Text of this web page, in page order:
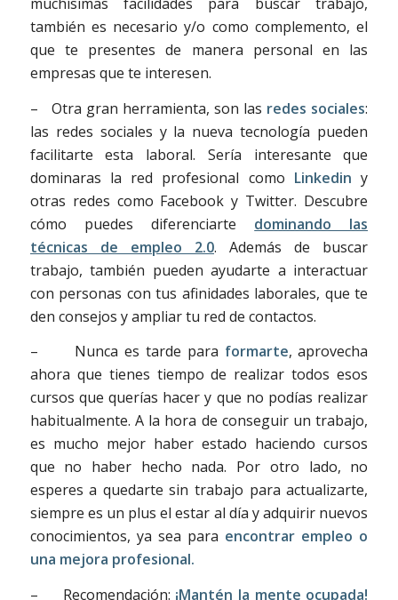
también es necesario y/o como complemento, el
que te presentes de manera personal en las
empresas que te interesen.
– Otra gran herramienta, son las redes sociales:
las redes sociales y la nueva tecnología pueden
facilitarte esta laboral. Sería interesante que
dominaras la red profesional como Linkediny
otras redes como Facebook y Twitter. Descubre
cómo puedes diferenciarte dominando las
técnicas de empleo 2.0. Además de buscar
trabajo, también pueden ayudarte a interactuar
con personas con tus afinidades laborales, que te
den consejos y ampliar tu red de contactos.
– Nunca es tarde para formarte, aprovecha
ahora que tienes tiempo de realizar todos esos
cursos que querías hacer y que no podías realizar
habitualmente. A la hora de conseguir un trabajo,
es mucho mejor haber estado haciendo cursos
que no haber hecho nada. Por otro lado, no
esperes a quedarte sin trabajo para actualizarte,
siempre es un plus el estar al día y adquirir nuevos
conocimientos, ya sea para encontrar empleo o
una mejora profesional.
– Recomendación: ¡Mantén la mente ocupada!